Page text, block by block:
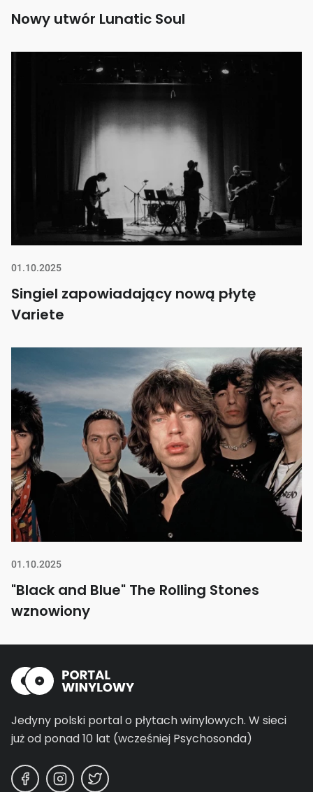
Nowy utwór Lunatic Soul
01.10.2025
Singiel zapowiadający nową płytę
Variete
01.10.2025
"Black and Blue" The Rolling Stones
wznowiony
Jedyny polski portal o płytach winylowych. W sieci
już od ponad 10 lat (wcześniej Psychosonda)